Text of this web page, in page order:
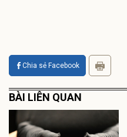
Chia sẻ Facebook
BÀI LIÊN QUAN